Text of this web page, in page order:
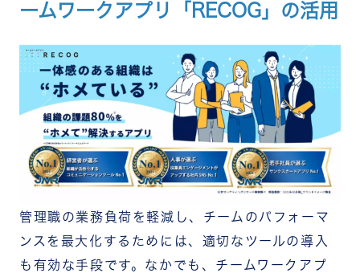
ームワークアプリ「RECOG」の活用
管理職の業務負荷を軽減し、チームのパフォーマ
ンスを最大化するためには、適切なツールの導入
も有効な手段です。なかでも、チームワークアプ